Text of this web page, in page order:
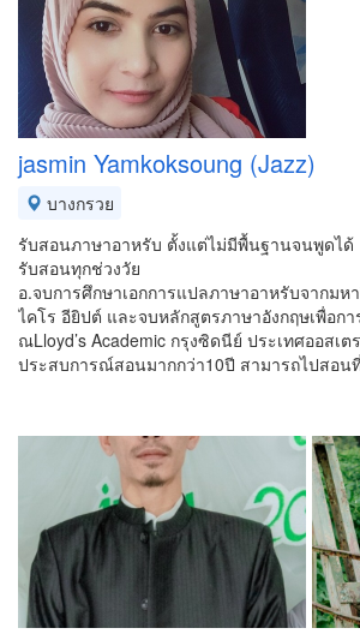
jasmin Yamkoksoung (Jazz)
บางกรวย
รับสอนภาษาอาหรับ ตั้งแต่ไม่มีพื้นฐานจนพูดได้
รับสอนทุกช่วงวัย
อ.จบการศึกษาเอกการแปลภาษาอาหรับจากมห
ไคโร อียิปต์ และจบหลักสูตรภาษาอังกฤษเพื่อก
ณLloyd’s Academic กรุงซิดนีย์ ประเทศออสเต
ประสบการณ์สอนมากกว่า10ปี สามารถไปสอน